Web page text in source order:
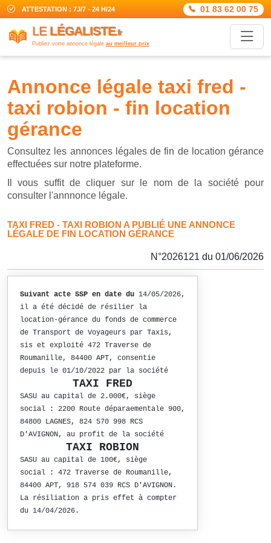
ATTESTATION : 7J/7 - 24 H/24 01 83 62 00 75
LE LÉGALISTE.fr
Publiez votre annonce légale au meilleur prix
annonce légale taxi fred -
taxi robion - fin location
gérance
Consultez les annonces légales de fin de location gérance
effectuées sur notre plateforme.
Il vous suffit de cliquer sur le nom de la société pour
consulter l'annnonce légale.
TAXI FRED - TAXI ROBION A PUBLIÉ UNE ANNONCE
LÉGALE DE FIN LOCATION GÉRANCE
N°2026121 du 01/06/2026
Suivant acte SSP en date du 14/05/2026,
il a été décidé de résilier la
location-gérance du fonds de commerce
de Transport de Voyageurs par Taxis,
sis et exploité 472 Traverse de
Roumanille, 84400 APT, consentie
depuis le 01/10/2022 par la société
TAXI FRED
SASU au capital de 2.000€, siège
social : 2200 Route déparaementale 900,
84800 LAGNES, 824 570 998 RCS
D'AVIGNON, au profit de la société
TAXI ROBION
SASU au capital de 100€, siège
social : 472 Traverse de Roumanille,
84400 APT, 918 574 039 RCS D'AVIGNON.
La résiliation a pris effet à compter
du 14/04/2026.